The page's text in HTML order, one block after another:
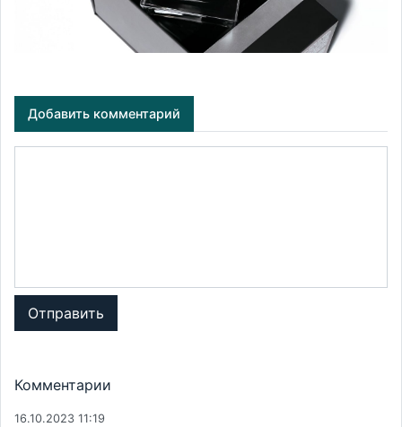
Добавить комментарий
Отправить
Комментарии
16.10.2023 11:19